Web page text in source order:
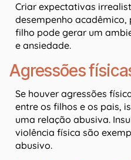
Criar expectativas
desempenho
filho pode gerar um
e ansiedade.
Agressões
Se houver agressões
entre os filhos e os pais,
uma relação abusiva.
violência física são
abusivo.